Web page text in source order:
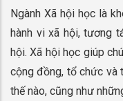
Ngành Xã hội học là
hành vi xã hội, tương
hội. Xã hội học giúp
cộng đồng, tổ chức và
thế nào, cũng như